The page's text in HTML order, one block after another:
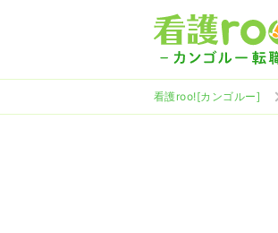
看護roo![カンゴルー]